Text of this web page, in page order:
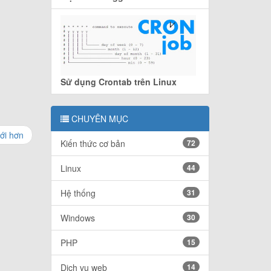
hơn
Sử dụng Crontab trên Linux
CHUYÊN MỤC
Kiến thức cơ bản 72
Linux 44
Hệ thống 31
Windows 30
PHP 15
Dịch vụ web 14